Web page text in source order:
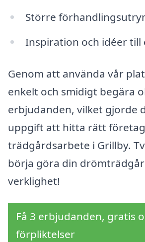
Större
Inspiration och idéer till
Genom att använda vår
enkelt och smidigt begära
erbjudanden, vilket gjorde
uppgift att hitta rätt
trädgårdsarbete i Grillby.
börja göra din
verklighet!
Få 3 erbjudanden, gratis
förpliktelser